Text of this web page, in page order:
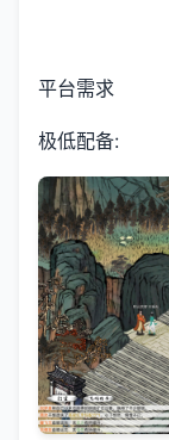
平台需求
极低配备: